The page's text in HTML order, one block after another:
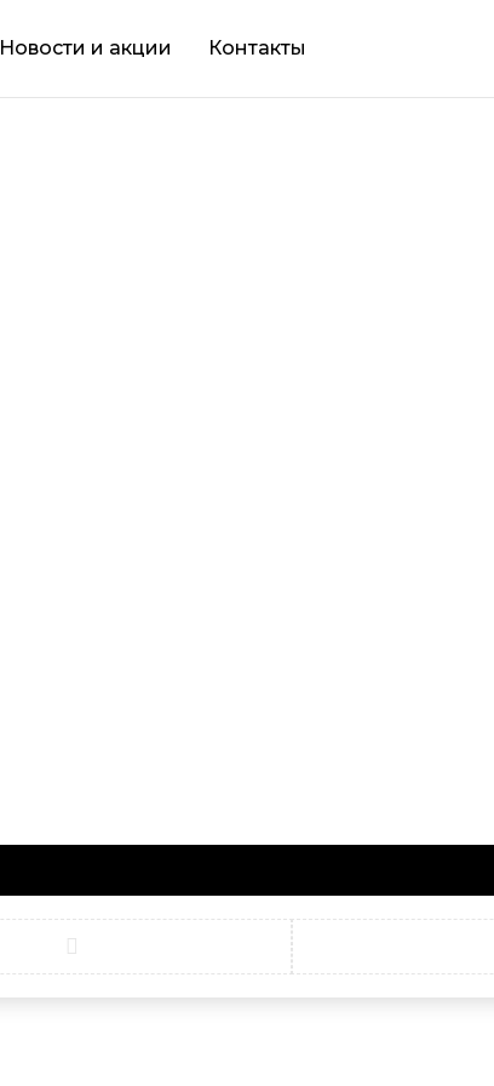
Новости и акции Контакты